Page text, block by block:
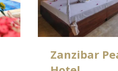
Zanzibar